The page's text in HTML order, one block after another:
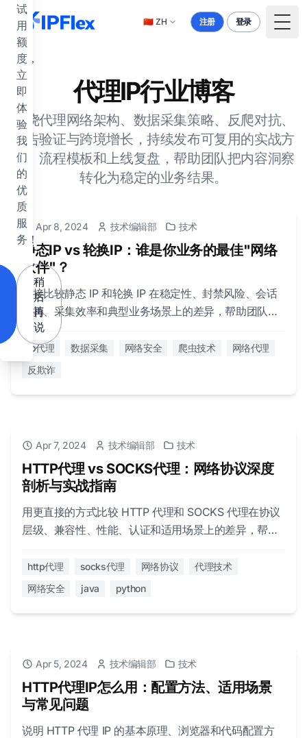
试
用
额
度，
立
即
体
验
我
们
的
优
质
服
务！
稍
后
再
说
跳到主要内容
🇨🇳 ZH 注册 登录
代理IP行业博客
围绕代理网络架构、数据采集策略、反爬对抗、
广告验证与跨境增长，持续发布可复用的实战方
法、流程模板和上线复盘，帮助团队把内容洞察
转化为稳定的业务结果。
Apr 8, 2024 技术编辑部 技术
静态IP vs 轮换IP：谁是你业务的最佳"网络
伙伴"？
直接比较静态 IP 和轮换 IP 在稳定性、封禁风险、会话
保持、采集效率和典型业务场景上的差异，帮助团队快
速选择 IP 策略。
ip代理 数据采集 网络安全 爬虫技术
网络代理
反欺诈
Apr 7, 2024 技术编辑部 技术
HTTP代理 vs SOCKS代理：网络协议深度
剖析与实战指南
用更直接的方式比较 HTTP 代理和 SOCKS 代理在协议
层级、兼容性、性能、认证和适用场景上的差异，帮助
http代理 socks代理 网络协议
代理技术
网络安全
java python
Apr 5, 2024 技术编辑部 技术
HTTP代理IP怎么用：配置方法、适用场景
与常见问题
说明 HTTP 代理 IP 的基本原理、浏览器和代码配置方